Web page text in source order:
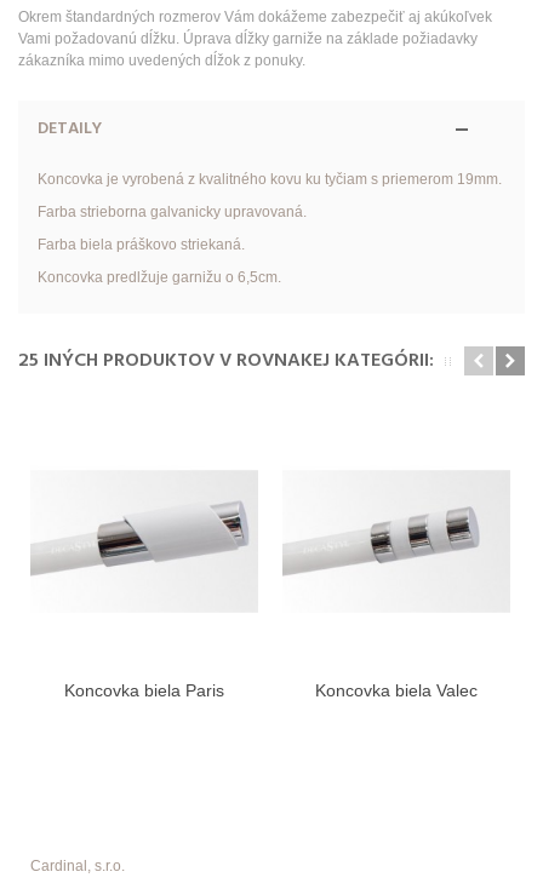
Okrem štandardných rozmerov Vám dokážeme zabezpečiť aj akúkoľvek
Vami požadovanú dĺžku. Úprava dĺžky garniže na základe požiadavky
zákazníka mimo uvedených dĺžok z ponuky.
DETAILY
Koncovka je vyrobená z kvalitného kovu ku tyčiam s priemerom 19mm.
Farba strieborna galvanicky upravovaná.
Farba biela práškovo striekaná.
Koncovka predlžuje garnižu o 6,5cm.
25 INÝCH PRODUKTOV V ROVNAKEJ KATEGÓRII:
Koncovka biela Paris Koncovka biela Valec
Cardinal, s.r.o.